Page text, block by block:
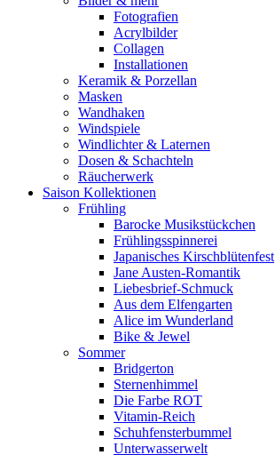
Fotografien
Acrylbilder
Collagen
Installationen
Keramik & Porzellan
Masken
Wandhaken
Windspiele
Windlichter & Laternen
Dosen & Schachteln
Räucherwerk
Saison Kollektionen
Frühling
Barocke Musikstückchen
Frühlingsspinnerei
Japanisches Kirschblütenfest
Jane Austen-Romantik
Liebesbrief-Schmuck
Aus dem Elfengarten
Alice im Wunderland
Bike & Jewel
Sommer
Bridgerton
Sternenhimmel
Die Farbe ROT
Vitamin-Reich
Schuhfensterbummel
Unterwasserwelt